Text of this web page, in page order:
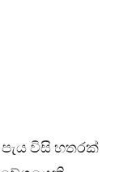
විසි හතරක්